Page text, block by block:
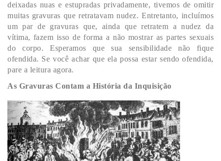
deixadas nuas e estupradas privadamente, tivemos de omitir
muitas gravuras que retratavam nudez. Entretanto, incluímos
um par de gravuras que, ainda que retratem a nudez da
vítima, fazem isso de forma a não mostrar as partes sexuais
do corpo. Esperamos que sua sensibilidade não fique
ofendida. Se você achar que ela possa estar sendo ofendida,
pare a leitura agora.
As Gravuras Contam a História da Inquisição